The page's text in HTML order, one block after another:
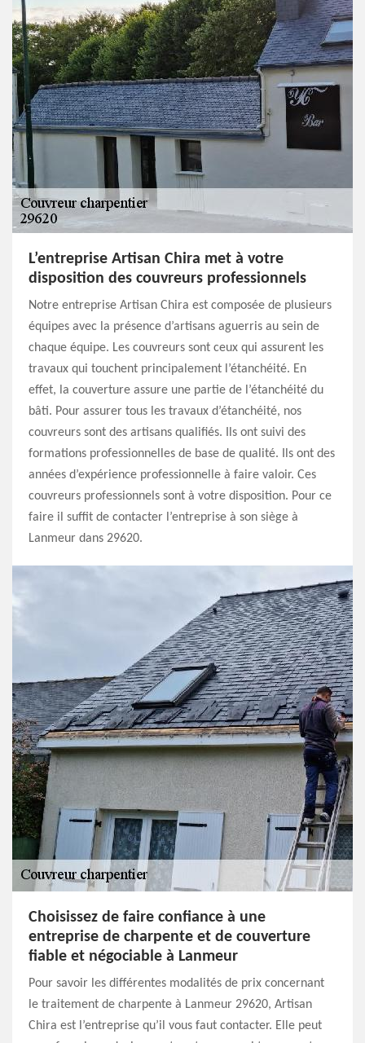
L’entreprise Artisan Chira met à votre
disposition des couvreurs professionnels
Notre entreprise Artisan Chira est composée de plusieurs
équipes avec la présence d’artisans aguerris au sein de
chaque équipe. Les couvreurs sont ceux qui assurent les
travaux qui touchent principalement l’étanchéité. En
effet, la couverture assure une partie de l’étanchéité du
bâti. Pour assurer tous les travaux d’étanchéité, nos
couvreurs sont des artisans qualifiés. Ils ont suivi des
formations professionnelles de base de qualité. Ils ont des
années d’expérience professionnelle à faire valoir. Ces
couvreurs professionnels sont à votre disposition. Pour ce
faire il suffit de contacter l’entreprise à son siège à
Lanmeur dans 29620.
Choisissez de faire confiance à une
entreprise de charpente et de couverture
fiable et négociable à Lanmeur
Pour savoir les différentes modalités de prix concernant
le traitement de charpente à Lanmeur 29620, Artisan
Chira est l’entreprise qu’il vous faut contacter. Elle peut